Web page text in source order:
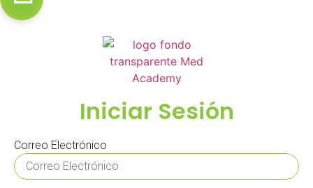
Iniciar Sesión
Correo Electrónico